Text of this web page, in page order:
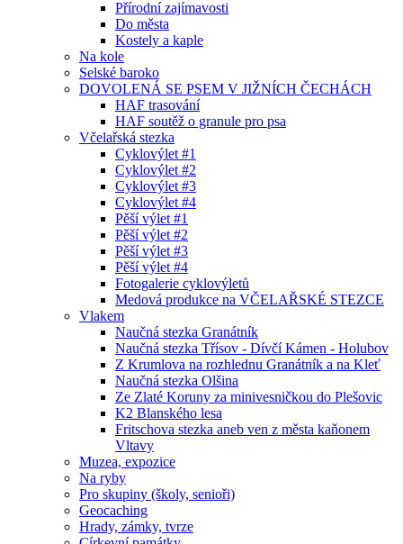
Přírodní zajímavosti
Do města
Kostely a kaple
Na kole
Selské baroko
DOVOLENÁ SE PSEM V JIŽNÍCH ČECHÁCH
HAF trasování
HAF soutěž o granule pro psa
Včelařská stezka
Cyklovýlet #1
Cyklovýlet #2
Cyklovýlet #3
Cyklovýlet #4
Pěší výlet #1
Pěší výlet #2
Pěší výlet #3
Pěší výlet #4
Fotogalerie cyklovýletů
Medová produkce na VČELAŘSKÉ STEZCE
Vlakem
Naučná stezka Granátník
Naučná stezka Třísov - Dívčí Kámen - Holubov
Z Krumlova na rozhlednu Granátník a na Kleť
Naučná stezka Olšina
Ze Zlaté Koruny za minivesničkou do Plešovic
K2 Blanského lesa
Fritschova stezka aneb ven z města kaňonem
Vltavy
Muzea, expozice
Na ryby
Pro skupiny (školy, senioři)
Geocaching
Hrady, zámky, tvrze